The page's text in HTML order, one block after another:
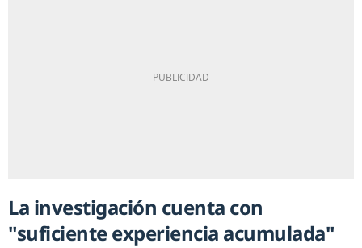
La investigación cuenta con
"suficiente experiencia acumulada"